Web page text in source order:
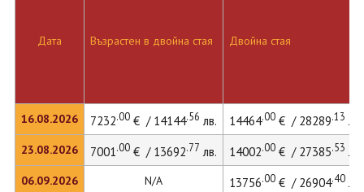
Дата
16.08.2026
23.08.2026
06.09.2026
Възрастен в двойна стая Двойна стая
7232.00€ / 14144.56 лв. 14464.00€ / 28289.13 лв.
7001.00€ / 13692.77 лв. 14002.00€ / 27385.53 лв.
N/A 13756.00€ / 26904.40лв.